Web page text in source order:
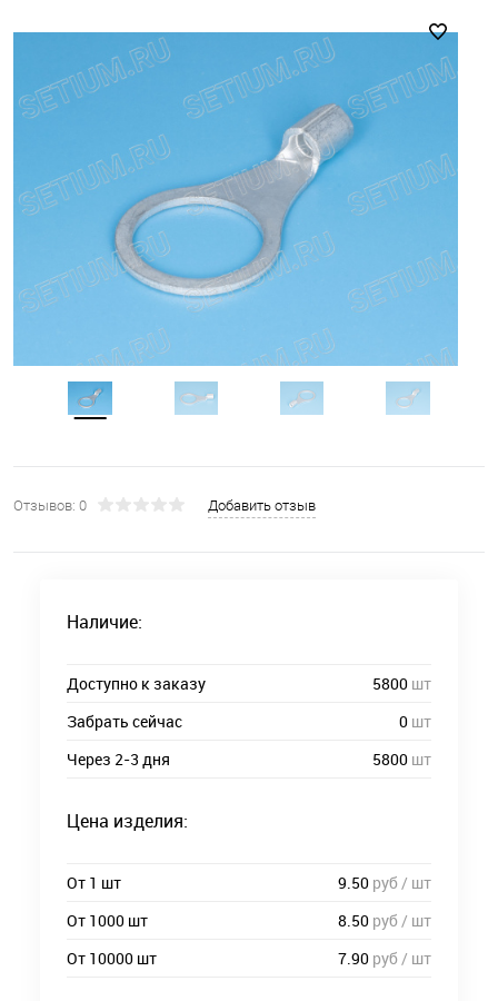
Отзывов: 0 Добавить отзыв
Наличие:
Доступно к заказу 5800 шт
Забрать сейчас
0 шт
Через 2-3 дня
5800 шт
Цена изделия:
От 1 шт 9.50 руб / шт
От 1000 шт
8.50 руб / шт
От 10000 шт
7.90 руб / шт